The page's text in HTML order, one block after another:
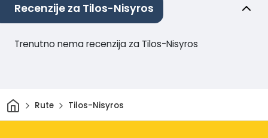
Recenzije za Tilos-Nisyros
Trenutno nema recenzija za Tilos-Nisyros
DomRute Tilos-Nisyros